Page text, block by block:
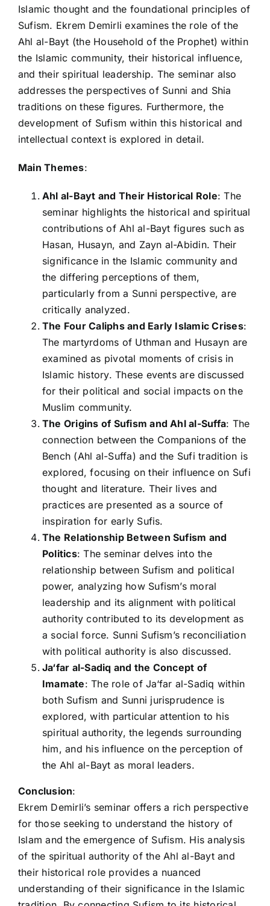
Islamic thought and the foundational principles of
Sufism. Ekrem Demirli examines the role of the
Ahl al-Bayt (the Household of the Prophet) within
the Islamic community, their historical influence,
and their spiritual leadership. The seminar also
addresses the perspectives of Sunni and Shia
traditions on these figures. Furthermore, the
development of Sufism within this historical and
intellectual context is explored in detail.
Main Themes:
Ahl al-Bayt and Their Historical Role: The
seminar highlights the historical and spiritual
contributions of Ahl al-Bayt figures such as
Hasan, Husayn, and Zayn al-Abidin. Their
significance in the Islamic community and
the differing perceptions of them,
particularly from a Sunni perspective, are
critically analyzed.
The Four Caliphs and Early Islamic Crises:
The martyrdoms of Uthman and Husayn are
examined as pivotal moments of crisis in
Islamic history. These events are discussed
for their political and social impacts on the
Muslim community.
The Origins of Sufism and Ahl al-Suffa: The
connection between the Companions of the
Bench (Ahl al-Suffa) and the Sufi tradition is
explored, focusing on their influence on Sufi
thought and literature. Their lives and
practices are presented as a source of
inspiration for early Sufis.
The Relationship Between Sufism and
Politics: The seminar delves into the
relationship between Sufism and political
power, analyzing how Sufism’s moral
leadership and its alignment with political
authority contributed to its development as
a social force. Sunni Sufism’s reconciliation
with political authority is also discussed.
Ja‘far al-Sadiq and the Concept of
Imamate: The role of Ja‘far al-Sadiq within
both Sufism and Sunni jurisprudence is
explored, with particular attention to his
spiritual authority, the legends surrounding
him, and his influence on the perception of
the Ahl al-Bayt as moral leaders.
Conclusion:
Ekrem Demirli’s seminar offers a rich perspective
for those seeking to understand the history of
Islam and the emergence of Sufism. His analysis
of the spiritual authority of the Ahl al-Bayt and
their historical role provides a nuanced
understanding of their significance in the Islamic